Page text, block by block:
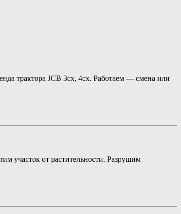
трактора JCB 3cx, 4cx. Работаем — смена или
участок от растительности. Разрушим